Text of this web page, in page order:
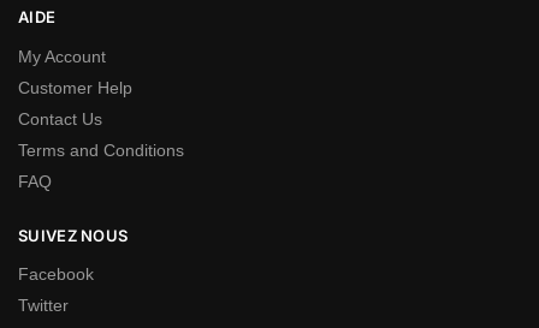
AIDE
My Account
Customer Help
Contact Us
Terms and Conditions
FAQ
SUIVEZ NOUS
Facebook
Twitter